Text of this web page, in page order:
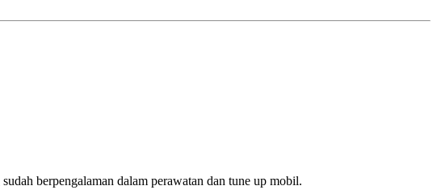
berpengalaman dalam perawatan dan tune up mobil.